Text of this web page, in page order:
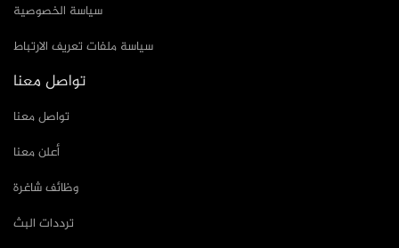
سياسة الخصوصية
سياسة ملفات تعريف الارتباط
تواصل معنا
تواصل معنا
أعلن معنا
وظائف شاغرة
ترددات البث